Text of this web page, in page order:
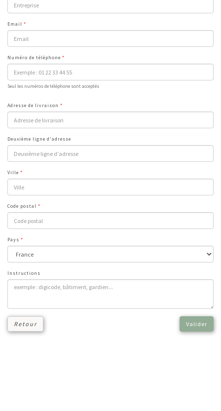
Email
Numéro de téléphone
Seul les numéros de téléphone sont acceptés
Adresse de livraison
Deuxième ligne d'adresse
Ville
Code postal
Pays
Instructions
Retour Valider